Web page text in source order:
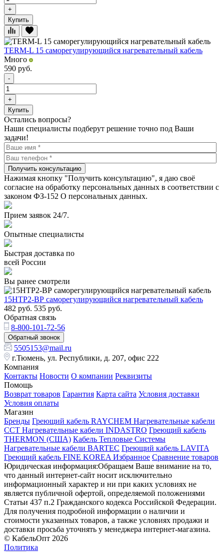
+
Купить
TERM-L 15 саморегулирующийся нагревательный кабель
Много
590 руб.
-
+
Купить
Остались вопросы?
Наши специалисты подберут решение точно под Ваши
задачи!
Получить консультацию
Нажимая кнопку "Получить консультацию", я даю своё
согласие на обработку персональных данных в соответствии с
законом ФЗ-152 О персональных данных.
Прием заявок 24/7.
Опытные специалисты
Быстрая доставка по
всей России
Вы ранее смотрели
15НТР2-ВР саморегулирующийся нагревательный кабель
482 руб. 535 руб.
Обратная связь
8-800-101-72-56
Обратный звонок
5505153@mail.ru
г.Тюмень, ул. Республики, д. 207, офис 222
Компания
Контакты Новости О компании Реквизиты
Помощь
Возврат товаров Гарантия Карта сайта Условия доставки
Условия оплаты
Магазин
Бренды Греющий кабель RAYCHEM Нагревательные кабели
ССТ Нагревательные кабели INDASTRO Греющий кабель
THERMON (США) Кабель Тепловые Системы
Нагревательные кабели BARTEC Греющий кабель LAVITA
Греющий кабель FINE KOREA Избранное Сравнение товаров
Юридическая информация:Обращаем Ваше внимание на то,
что данный интернет-сайт носит исключительно
информационный характер и ни при каких условиях не
является публичной офертой, определяемой положениями
Статьи 437 п.2 Гражданского кодекса Российской Федерации.
Для получения подробной информации о наличии и
стоимости указанных товаров, а также условиях продажи и
доставки просьба уточнять у менеджера интернет-магазина.
© КабельОпт 2026
Политика